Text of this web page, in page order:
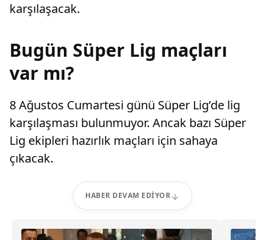
karşılaşacak.
Bugün Süper Lig maçları
var mı?
8 Ağustos Cumartesi günü Süper Lig’de lig
karşılaşması bulunmuyor. Ancak bazı Süper
Lig ekipleri hazırlık maçları için sahaya
çıkacak.
HABER DEVAM EDIYOR